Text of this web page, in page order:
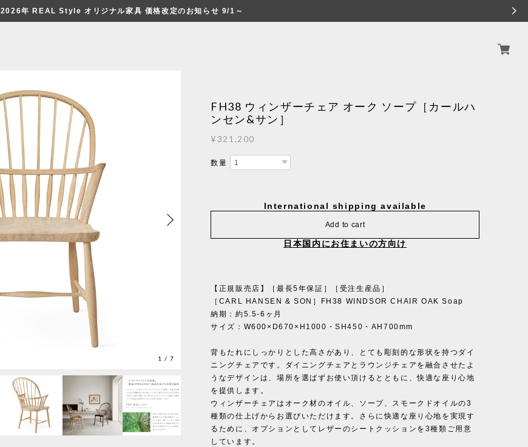
2026年 REAL Style オリジナル家具 価格改定のお知らせ 9/1～
1 /7
FH38 ウィンザーチェア オーク ソープ［カールハ
ンセン&サン］
¥321,200
数量
International shipping available
Add to cart
日本国内にお住まいの方向け
【正規販売店】［最長5年保証］［受注生産品］
［CARL HANSEN & SON］FH38 WINDSOR CHAIR OAK Soap
納期：約5.5-6ヶ月
サイズ：W600×D670×H1000・SH450・AH700mm
背もたれにしっかりとした高さがあり、とても彫刻的な形状を持つダイ
ニングチェアです。ダイニングチェアとラウンジチェアを融合させたよ
うなデザインは、場所を選ばずお使い頂けるとともに、快適な座り心地
を提供します。
ウィンザーチェアはオーク材のオイル、ソープ、スモークドオイルの3
種類の仕上げからお選びいただけます。さらに快適な座り心地を実現す
るために、オプションとしてレザーのシートクッションを3種類ご用意
しています。